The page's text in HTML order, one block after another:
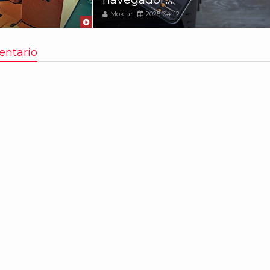
Moktar 2025-04-12